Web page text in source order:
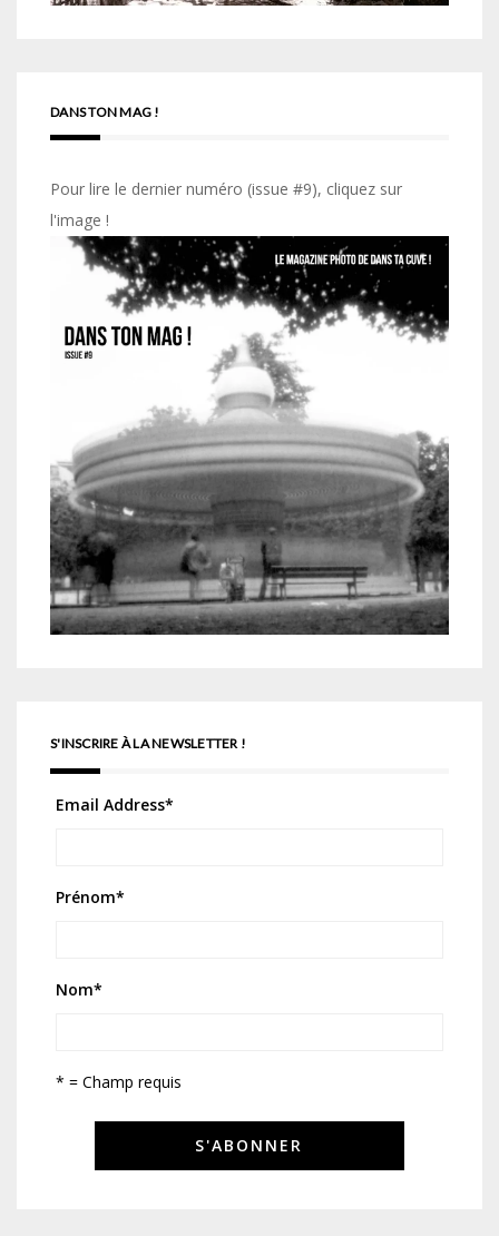
DANS TON MAG !
Pour lire le dernier numéro (issue #9), cliquez sur
l'image !
S'INSCRIRE À LA NEWSLETTER !
Email Address*
Prénom*
Nom*
* = Champ requis